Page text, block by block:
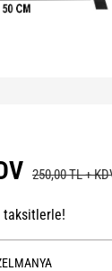
250,00 TL +
taksitlerle!